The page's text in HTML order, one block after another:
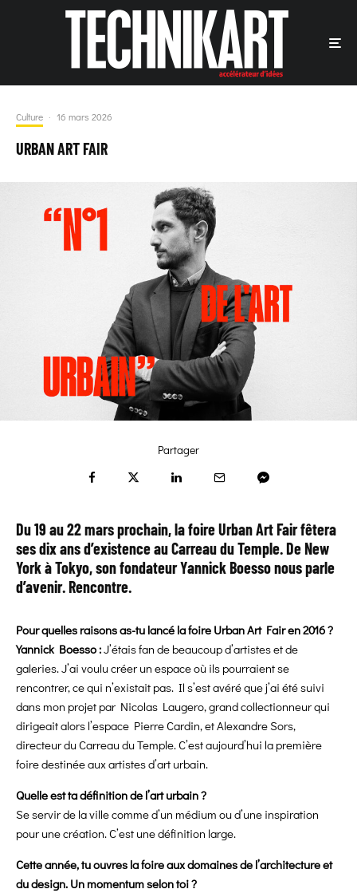
Culture · 16 mars 2026
URBAN ART FAIR
Partager
Du 19 au 22 mars prochain, la foire Urban Art Fair fêtera
ses dix ans d’existence au Carreau du Temple. De New
York à Tokyo, son fondateur Yannick Boesso nous parle
d’avenir. Rencontre.
Pour quelles raisons as-tu lancé la foire Urban Art Fair en 2016 ?
Yannick Boesso :J’étais fan de beaucoup d’artistes et de
galeries. J’ai voulu créer un espace où ils pourraient se
rencontrer, ce qui n’existait pas. Il s’est avéré que j’ai été suivi
dans mon projet par Nicolas Laugero, grand collectionneur qui
dirigeait alors l’espace Pierre Cardin, et Alexandre Sors,
directeur du Carreau du Temple. C’est aujourd’hui la première
foire destinée aux artistes d’art urbain.
Quelle est ta définition de l’art urbain ?
Se servir de la ville comme d’un médium ou d’une inspiration
pour une création. C’est une définition large.
Cette année, tu ouvres la foire aux domaines de l’architecture et
du design. Un momentum selon toi ?